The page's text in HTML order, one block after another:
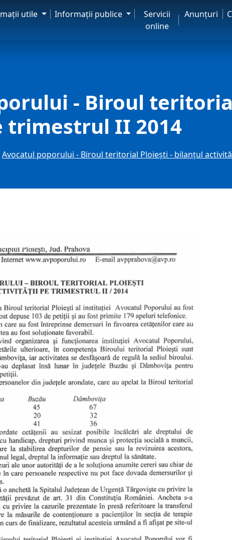
utile Informaţii publice
Servicii
online
Anunţuri
- Biroul
II 2014
Avocatul poporului - Biroul teritorial Ploiești - bilanțul